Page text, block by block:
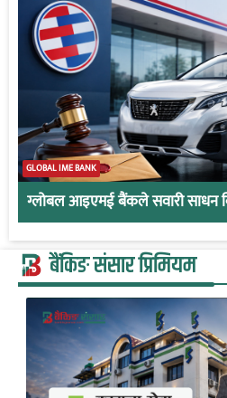
GLOBAL IME BANK
ग्लोबल आइएमई बैंकले सवारी साधन
बैंकिङ संसार प्रिमियम